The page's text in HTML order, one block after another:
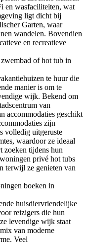
en wasfaciliteiten, wat
ligt dicht bij
Garten, waar
wandelen. Bovendien
en recreatieve
of hot tub in
te huur die
manier is om te
wijk. Bekend om
van
accommodaties geschikt
zijn
volledig uitgeruste
waardoor ze ideaal
zoeken tijdens hun
privé hot tubs
terwijl ze genieten van
boeken in
huisdiervriendelijke
reizigers die hun
levendige wijk staat
van moderne
Veel